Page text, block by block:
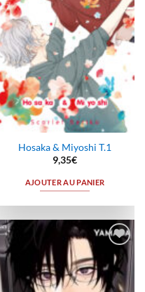
Hosaka & Miyoshi T.1
9,35€
AJOUTER AU PANIER
Ajouter
à la
wishlist